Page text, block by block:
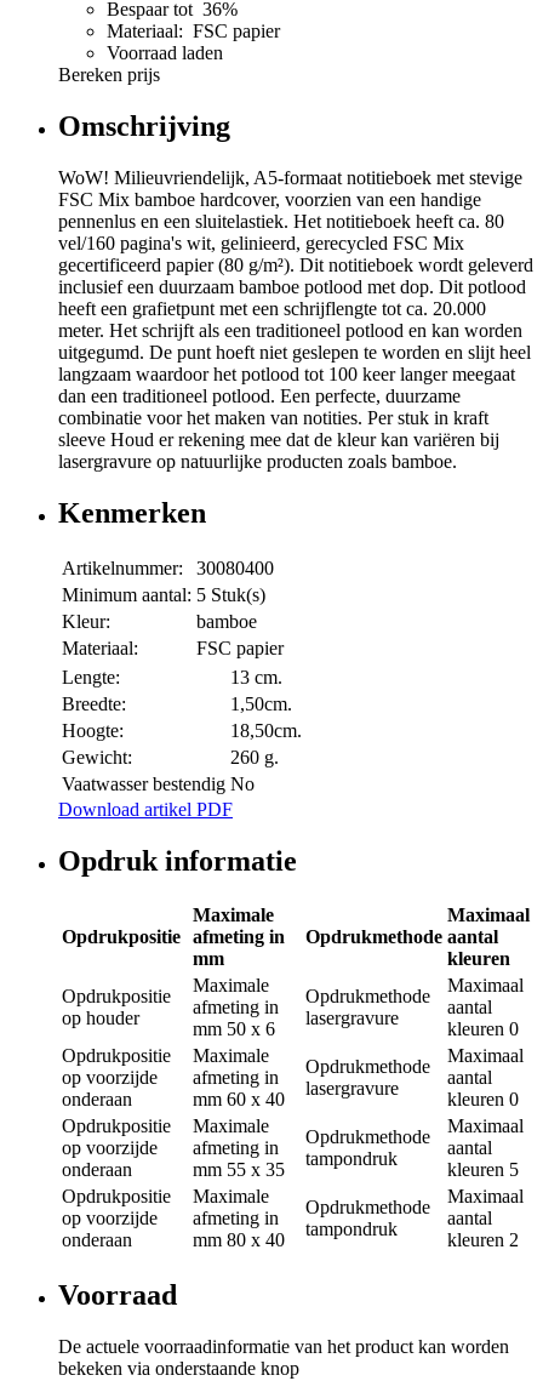
Bespaar tot 36%
Materiaal: FSC papier
Voorraad laden
Bereken prijs
Omschrijving
WoW! Milieuvriendelijk, A5-formaat notitieboek met stevige
FSC Mix bamboe hardcover, voorzien van een handige
pennenlus en een sluitelastiek. Het notitieboek heeft ca. 80
vel/160 pagina's wit, gelinieerd, gerecycled FSC Mix
gecertificeerd papier (80 g/m²). Dit notitieboek wordt geleverd
inclusief een duurzaam bamboe potlood met dop. Dit potlood
heeft een grafietpunt met een schrijflengte tot ca. 20.000
meter. Het schrijft als een traditioneel potlood en kan worden
uitgegumd. De punt hoeft niet geslepen te worden en slijt heel
langzaam waardoor het potlood tot 100 keer langer meegaat
dan een traditioneel potlood. Een perfecte, duurzame
combinatie voor het maken van notities. Per stuk in kraft
sleeve Houd er rekening mee dat de kleur kan variëren bij
lasergravure op natuurlijke producten zoals bamboe.
Kenmerken
Artikelnummer:
30080400
Minimum aantal: 5 Stuk(s)
Kleur:
bamboe
Materiaal:
FSC papier
Lengte:
13 cm.
Breedte:
1,50cm.
Hoogte:
18,50cm.
Gewicht:
260 g.
Vaatwasser bestendig No
Download artikel PDF
Opdruk informatie
Opdrukpositie
Maximale
afmeting in
mm
Opdrukmethode
Maximaal
aantal
kleuren
Opdrukpositie
op houder
Maximale
afmeting in
mm 50 x 6
Opdrukmethode
lasergravure
Maximaal
aantal
kleuren 0
Opdrukpositie
op voorzijde
onderaan
Maximale
afmeting in
mm 60 x 40
Opdrukmethode
lasergravure
Maximaal
aantal
kleuren 0
Opdrukpositie
op voorzijde
onderaan
Maximale
afmeting in
mm 55 x 35
Opdrukmethode
tampondruk
Maximaal
aantal
kleuren 5
Opdrukpositie
op voorzijde
onderaan
Maximale
afmeting in
mm 80 x 40
Opdrukmethode
tampondruk
Maximaal
aantal
kleuren 2
Voorraad
De actuele voorraadinformatie van het product kan worden
bekeken via onderstaande knop